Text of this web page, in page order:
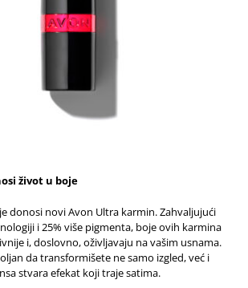
život u boje
donosi novi Avon Ultra karmin. Zahvaljujući
i 25% više pigmenta, boje ovih karmina
i, doslovno, oživljavaju na vašim usnama.
da transformišete ne samo izgled, već i
stvara efekat koji traje satima.